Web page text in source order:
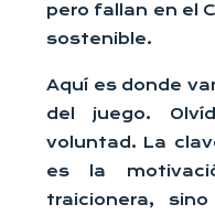
pero fallan en el
sostenible.
Aquí es donde
del juego.
voluntad. La
es la
traicionera,